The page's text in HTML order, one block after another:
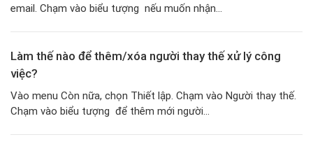
email. Chạm vào biểu tượng nếu muốn nhận...
Làm thế nào để thêm/xóa người thay thế xử lý công
việc?
Vào menu Còn nữa, chọn Thiết lập. Chạm vào Người thay thế.
Chạm vào biểu tượng để thêm mới người...